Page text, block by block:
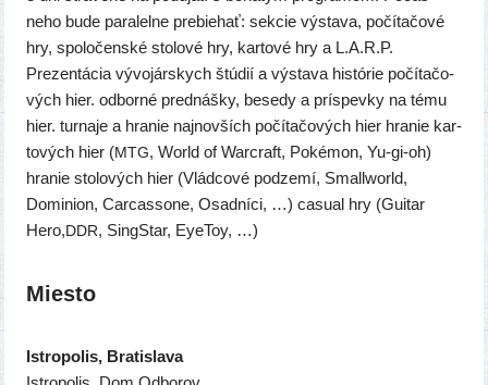
neho bude para­lel­ne pre­bie­hať: sek­cie výsta­va, počí­ta­čo­vé
hry, spo­lo­čen­ské sto­lo­vé hry, kar­to­vé hry a L.A.R.P.
Prezentácia vývo­jár­skych štú­dií a výsta­va his­tó­rie počí­ta­čo­
vých hier. odbor­né pred­náš­ky, bese­dy a prís­pev­ky na tému
hier. tur­na­je a hra­nie naj­nov­ších počí­ta­čo­vých hier hra­nie kar­
to­vých hier (MTG, World of Warcraft, Pokémon, Yu-gi-oh)
hra­nie sto­lo­vých hier (Vládcové pod­ze­mí, Smallworld,
Dominion, Carcassone, Osadníci, …) casu­al hry (Guitar
Hero, DDR, SingStar, EyeToy, …)
Miesto
Istropolis, Bratislava